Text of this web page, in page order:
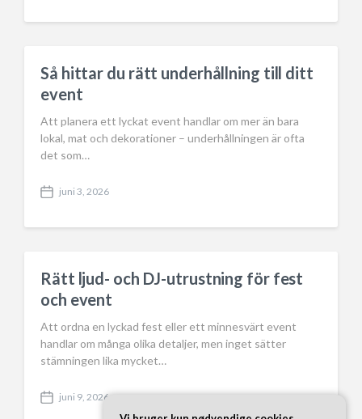
s
a
t
e
Så hittar du rätt underhållning till ditt
event
Att planera ett lyckat event handlar om mer än bara
lokal, mat och dekorationer – underhållningen är ofta
det som…
P
s
a
t
e
juni 3, 2026
Rätt ljud- och DJ-utrustning för fest
och event
Att ordna en lyckad fest eller ett minnesvärt event
handlar om många olika detaljer, men inget sätter
stämningen lika mycket…
P
juni 9, 2026